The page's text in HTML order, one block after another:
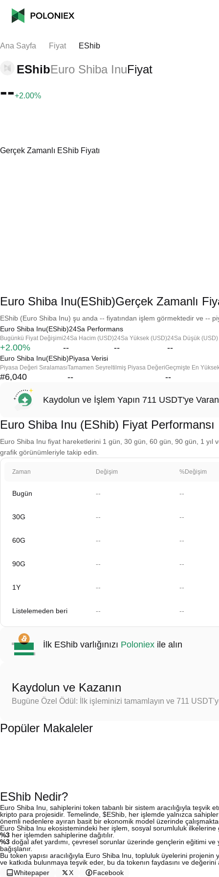
Ana Sayfa Fiyat EShib
EShibEuro Shiba InuFiyat
--+2.00%
Gerçek Zamanlı EShib Fiyatı
Euro Shiba Inu(EShib)Gerçek Zamanlı
EShib (Euro Shiba Inu) şu anda -- fiyatından işlem görmektedir ve --
Euro Shiba Inu(EShib)24Sa Performans
Bugünkü Fiyat Değişimi
+2.00%
24Sa Hacim (USD)
--
24Sa Yüksek (USD)
--
24Sa Düşük (USD)
--
Euro Shiba Inu(EShib)Piyasa Verisi
Piyasa Değeri Sıralaması
#6,040
Tamamen Seyreltilmiş Piyasa Değeri
--
Geçmişte En
--
Kaydolun ve İşlem Yapın 711 USDT'ye
Euro Shiba Inu (EShib) Fiyat Performansı
Euro Shiba Inu fiyat hareketlerini 1 gün, 30 gün, 60 gün, 90 gün, 1
grafik görünümleriyle takip edin.
Zaman Değişim %Değişim
Bugün -- --
30G -- --
60G -- --
90G -- --
1Y -- --
Listelemeden beri -- --
İlk EShib varlığınızı Poloniex ile alın
Kaydolun ve Kazanın
Bugüne Özel Ödül: İlk işleminizi tamamlayın ve 711
Popüler Makaleler
EShib Nedir?
Euro Shiba Inu, sahiplerini token tabanlı bir sistem aracılığıyla teşvik
kripto para projesidir. Temelinde, $EShib, her işlemde yalnızca
önemli nedenlere ayıran basit bir ekonomik model üzerinde
Euro Shiba Inu ekosistemindeki her işlem, sosyal sorumluluk ilkelerine
%3 her işlemden sahiplerine dağıtılır.
%3 doğal afet yardımı, çevresel sorunlar üzerinde gençlerin eğitimi
bağışlanır.
Bu token yapısı aracılığıyla Euro Shiba Inu, topluluk üyelerini
ve katkıda bulunmaya teşvik eder, bu da tokenın faydasını ve değerini
Whitepaper
X Facebook